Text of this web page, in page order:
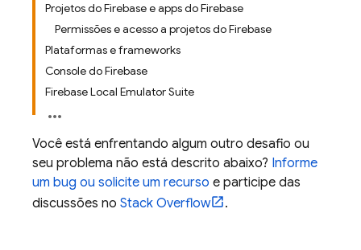
Projetos do Firebase e apps do Firebase
Permissões e acesso a projetos do Firebase
Plataformas e frameworks
Console do Firebase
Firebase Local Emulator Suite
Você está enfrentando algum outro desafio ou
seu problema não está descrito abaixo? Informe
um bug ou solicite um recurso e participe das
discussões no Stack Overflow .